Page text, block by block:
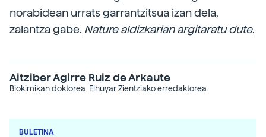
norabidean urrats garrantzitsua izan dela,
zalantza gabe. Nature aldizkarian argitaratu dute.
Aitziber Agirre Ruiz de Arkaute
Biokimikan doktorea. Elhuyar Zientziako erredaktorea.
BULETINA